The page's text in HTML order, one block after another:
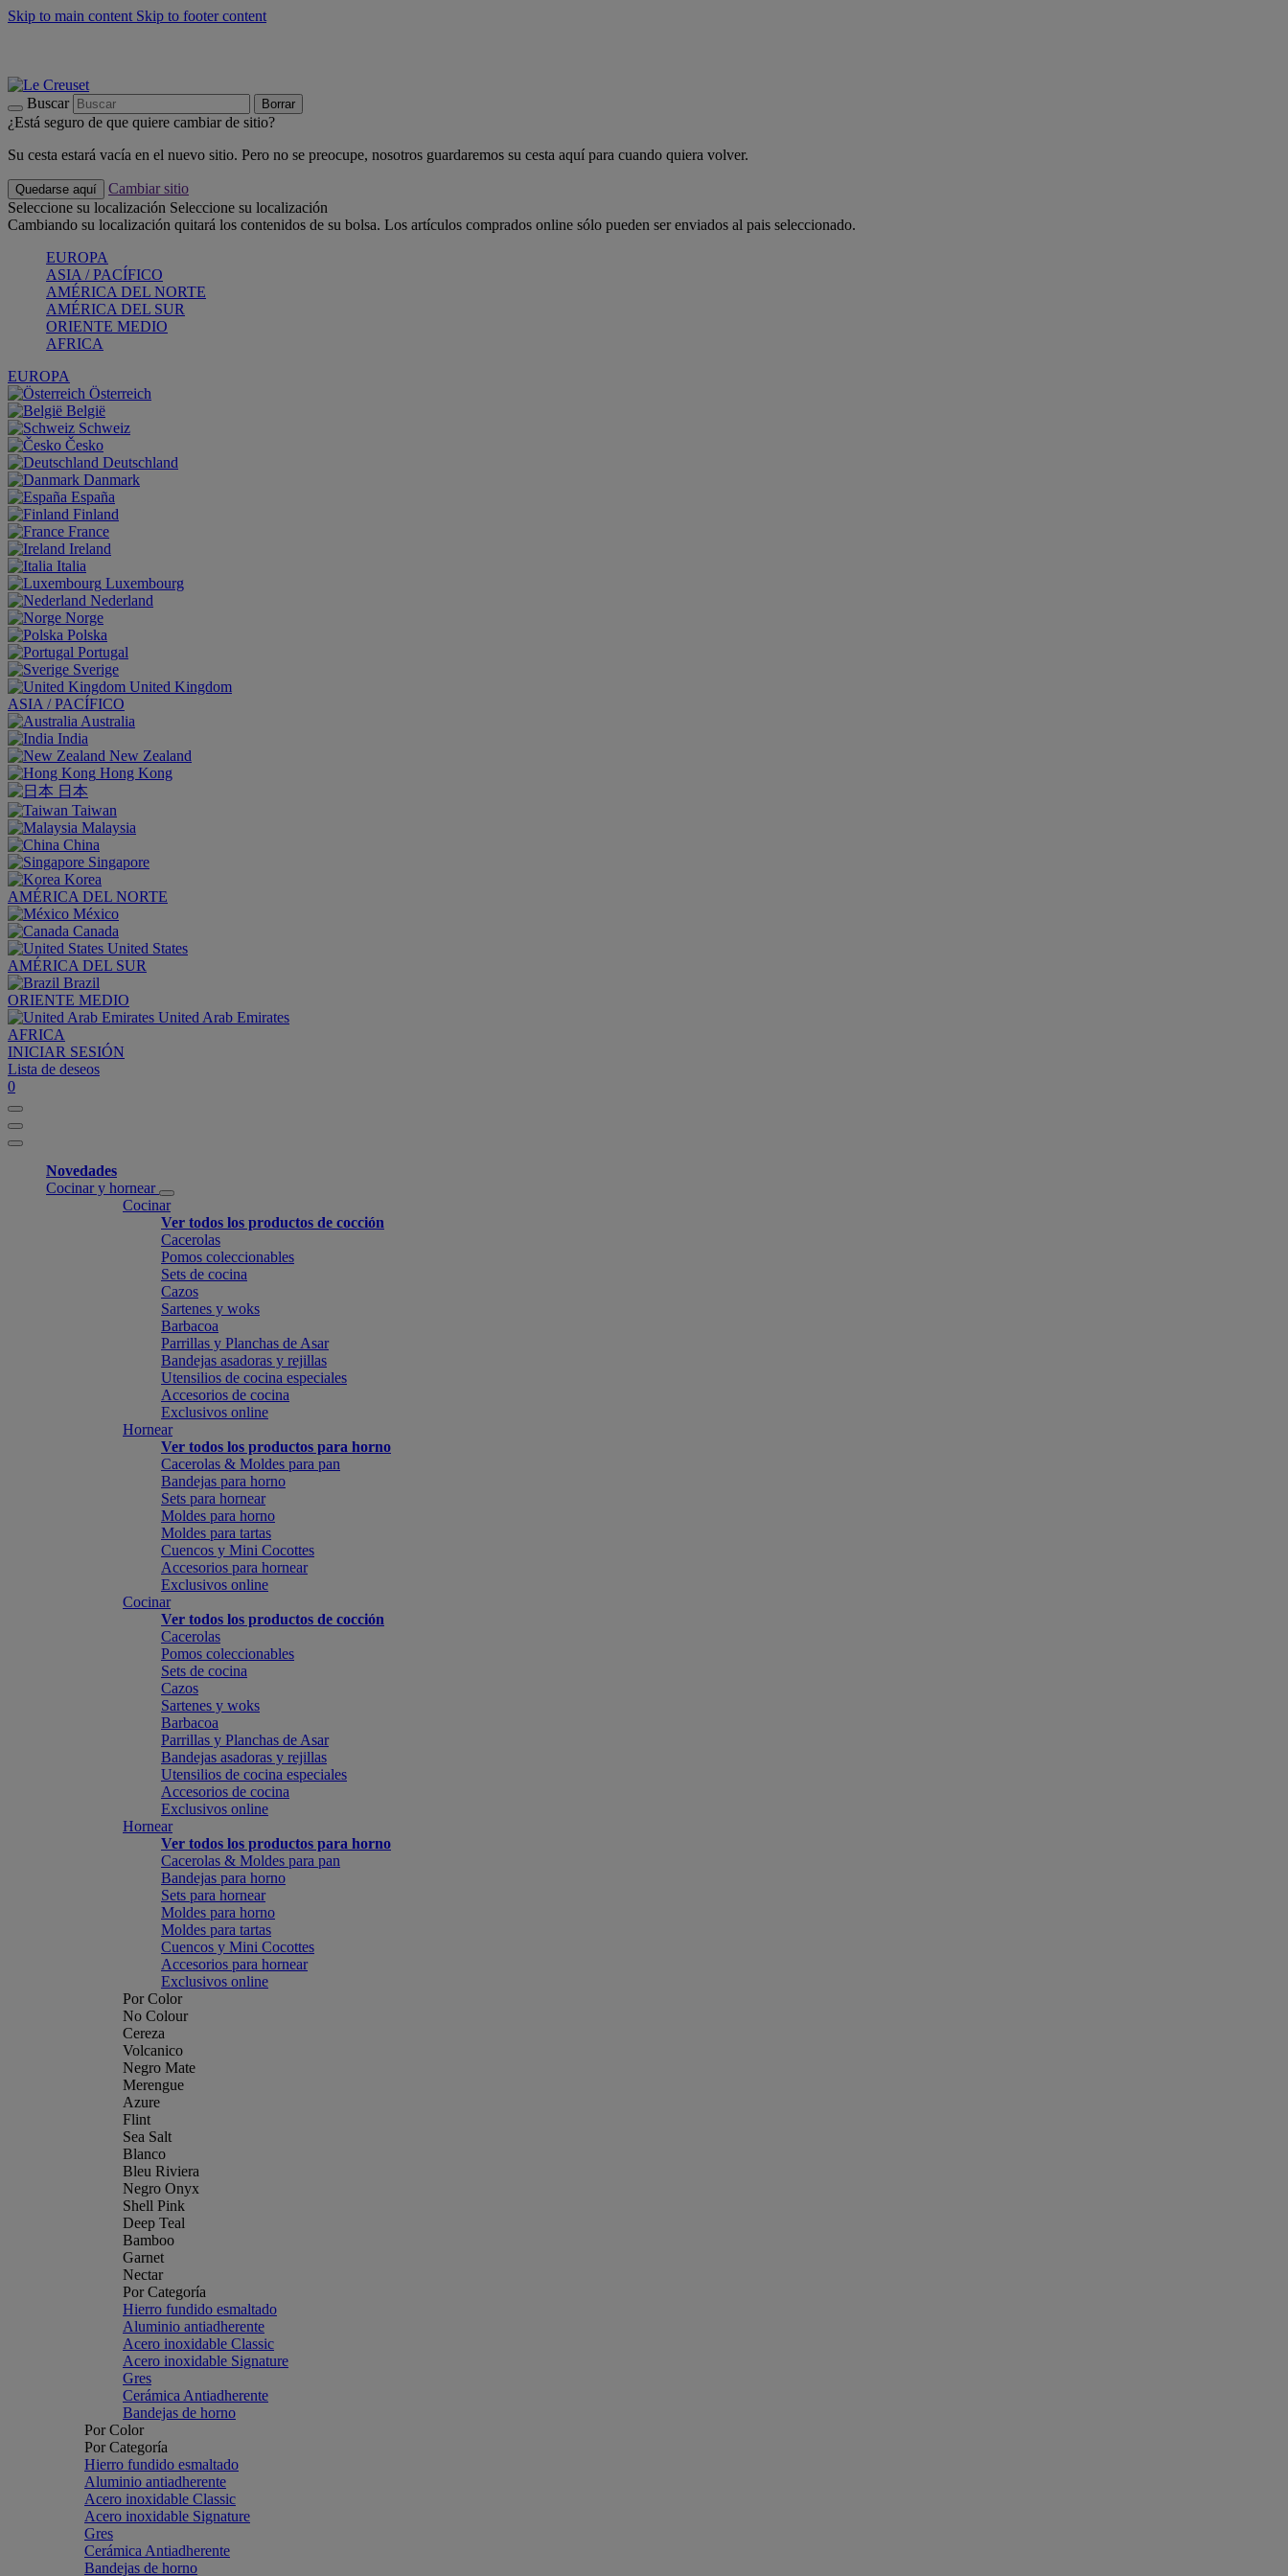
Skip to main content Skip to footer content
Buscar Borrar
¿Está seguro de que quiere cambiar de sitio?
Su cesta estará vacía en el nuevo sitio. Pero no se preocupe, nosotros guardaremos su cesta aquí para cuando quiera volver.
Quedarse aquí
Cambiar sitio
Seleccione su localización Seleccione su localización
Cambiando su localización quitará los contenidos de su bolsa. Los artículos comprados online sólo pueden ser enviados al pais seleccionado.
EUROPA
ASIA / PACÍFICO
AMÉRICA DEL NORTE
AMÉRICA DEL SUR
ORIENTE MEDIO
AFRICA
EUROPA
Österreich
België
Schweiz
Česko
Deutschland
Danmark
España
Finland
France
Ireland
Italia
Luxembourg
Nederland
Norge
Polska
Portugal
Sverige
United Kingdom
ASIA / PACÍFICO
Australia
India
New Zealand
Hong Kong
日本
Taiwan
Malaysia
China
Singapore
Korea
AMÉRICA DEL NORTE
México
Canada
United States
AMÉRICA DEL SUR
Brazil
ORIENTE MEDIO
United Arab Emirates
AFRICA
INICIAR SESIÓN
Lista de deseos
0
Novedades
Cocinar y hornear
Cocinar
Ver todos los productos de cocción
Cacerolas
Pomos coleccionables
Sets de cocina
Cazos
Sartenes y woks
Barbacoa
Parrillas y Planchas de Asar
Bandejas asadoras y rejillas
Utensilios de cocina especiales
Accesorios de cocina
Exclusivos online
Hornear
Ver todos los productos para horno
Cacerolas & Moldes para pan
Bandejas para horno
Sets para hornear
Moldes para horno
Moldes para tartas
Cuencos y Mini Cocottes
Accesorios para hornear
Exclusivos online
Cocinar
Ver todos los productos de cocción
Cacerolas
Pomos coleccionables
Sets de cocina
Cazos
Sartenes y woks
Barbacoa
Parrillas y Planchas de Asar
Bandejas asadoras y rejillas
Utensilios de cocina especiales
Accesorios de cocina
Exclusivos online
Hornear
Ver todos los productos para horno
Cacerolas & Moldes para pan
Bandejas para horno
Sets para hornear
Moldes para horno
Moldes para tartas
Cuencos y Mini Cocottes
Accesorios para hornear
Exclusivos online
Por Color
No Colour
Cereza
Volcanico
Negro Mate
Merengue
Azure
Flint
Sea Salt
Blanco
Bleu Riviera
Negro Onyx
Shell Pink
Deep Teal
Bamboo
Garnet
Nectar
Por Categoría
Hierro fundido esmaltado
Aluminio antiadherente
Acero inoxidable Classic
Acero inoxidable Signature
Gres
Cerámica Antiadherente
Bandejas de horno
Por Color
Por Categoría
Hierro fundido esmaltado
Aluminio antiadherente
Acero inoxidable Classic
Acero inoxidable Signature
Gres
Cerámica Antiadherente
Bandejas de horno